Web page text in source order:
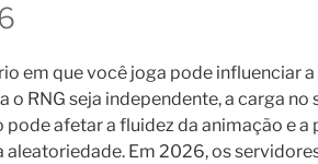
em que você joga pode influenciar
o RNG seja independente, a carga
pode afetar a fluidez da animação e
aleatoriedade. Em 2026, os